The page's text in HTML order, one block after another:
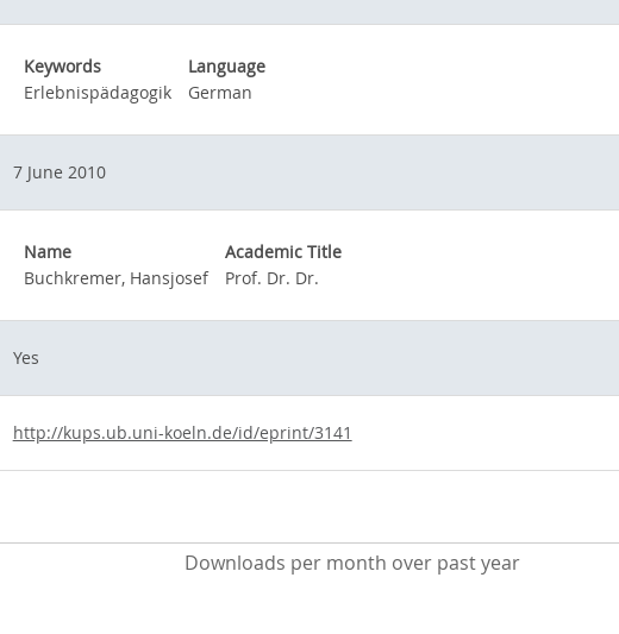
Keywords
Language
Erlebnispädagogik
German
7 June 2010
Name
Academic Title
Buchkremer, Hansjosef
Prof. Dr. Dr.
Yes
http://kups.ub.uni-koeln.de/id/eprint/3141
Downloads per month over past year